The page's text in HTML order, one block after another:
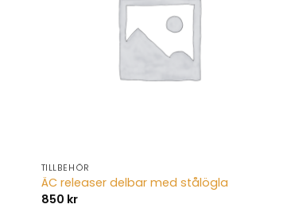
TILLBEHÖR
ÄC releaser delbar med stålögla
850 kr